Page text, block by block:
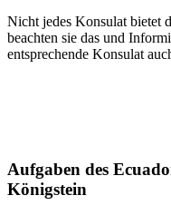
Nicht jedes Konsulat bietet
beachten sie das und
entsprechende Konsulat
Aufgaben des
Königstein